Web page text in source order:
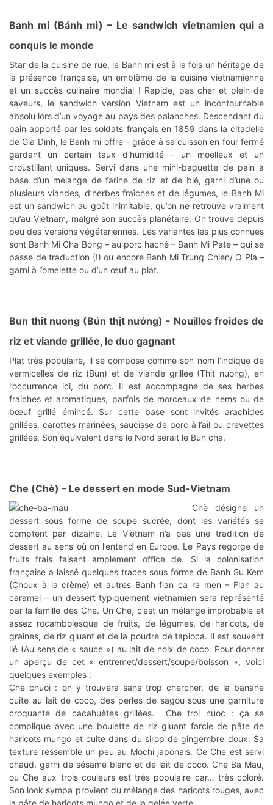
Banh mi (Bánh mì) – Le sandwich vietnamien qui a
conquis le monde
Star de la cuisine de rue, le Banh mi est à la fois un héritage de
la présence française, un emblème de la cuisine vietnamienne
et un succès culinaire mondial ! Rapide, pas cher et plein de
saveurs, le sandwich version Vietnam est un incontournable
absolu lors d’un voyage au pays des palanches. Descendant du
pain apporté par les soldats français en 1859 dans la citadelle
de Gia Dinh, le Banh mi offre – grâce à sa cuisson en four fermé
gardant un certain taux d’humidité – un moelleux et un
croustillant uniques. Servi dans une mini-baguette de pain à
base d’un mélange de farine de riz et de blé, garni d’une ou
plusieurs viandes, d’herbes fraîches et de légumes, le Banh Mi
est un sandwich au goût inimitable, qu’on ne retrouve vraiment
qu’au Vietnam, malgré son succès planétaire. On trouve depuis
peu des versions végétariennes. Les variantes les plus connues
sont Banh Mi Cha Bong – au porc haché – Banh Mi Paté – qui se
passe de traduction (!) ou encore Banh Mi Trung Chien/ O Pla –
garni à l’omelette ou d’un œuf au plat.
Bun thit nuong (Bún thịt nướng) - Nouilles froides de
riz et viande grillée, le duo gagnant
Plat très populaire, il se compose comme son nom l’indique de
vermicelles de riz (Bun) et de viande grillée (Thit nuong), en
l’occurrence ici, du porc. Il est accompagné de ses herbes
fraiches et aromatiques, parfois de morceaux de nems ou de
bœuf grillé émincé. Sur cette base sont invités arachides
grillées, carottes marinées, saucisse de porc à l’ail ou crevettes
grillées. Son équivalent dans le Nord serait le Bun cha.
Che (Chè) – Le dessert en mode Sud-Vietnam
Chè désigne un
dessert sous forme de soupe sucrée, dont les variétés se
comptent par dizaine. Le Vietnam n’a pas une tradition de
dessert au sens où on l’entend en Europe. Le Pays regorge de
fruits frais faisant amplement office de. Si la colonisation
française a laissé quelques traces sous forme de Banh Su Kem
(Choux à la crème) et autres Banh flan ca ra men – Flan au
caramel – un dessert typiquement vietnamien sera représenté
par la famille des Che. Un Che, c’est un mélange improbable et
assez rocambolesque de fruits, de légumes, de haricots, de
graines, de riz gluant et de la poudre de tapioca. Il est souvent
lié (Au sens de « sauce ») au lait de noix de coco. Pour donner
un aperçu de cet « entremet/dessert/soupe/boisson », voici
quelques exemples :
Che chuoi : on y trouvera sans trop chercher, de la banane
cuite au lait de coco, des perles de sagou sous une garniture
croquante de cacahuètes grillées. Che troi nuoc : ça se
complique avec une boulette de riz gluant farcie de pâte de
haricots mungo et cuite dans du sirop de gingembre doux. Sa
texture ressemble un peu au Mochi japonais. Ce Che est servi
chaud, garni de sésame blanc et de lait de coco. Che Ba Mau,
ou Che aux trois couleurs est très populaire car… très coloré.
Son look sympa provient du mélange des haricots rouges, avec